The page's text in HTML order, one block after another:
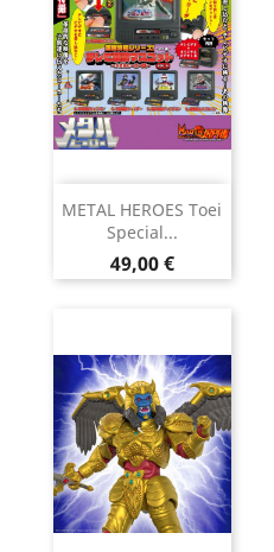
METAL HEROES Toei
Special...
Prix
49,00 €